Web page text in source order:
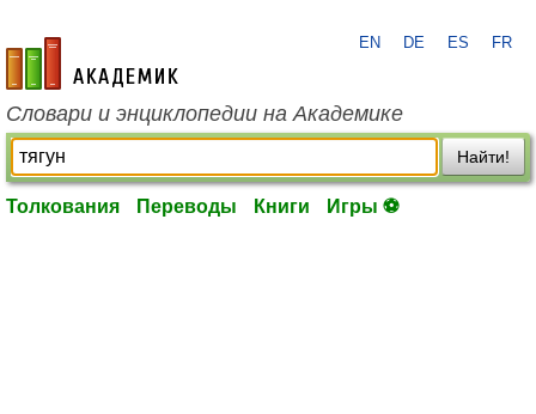
academic.ru
EN DE ES FR
Словари и энциклопедии на Академике
Найти!
Толкования Переводы Книги Игры ⚽